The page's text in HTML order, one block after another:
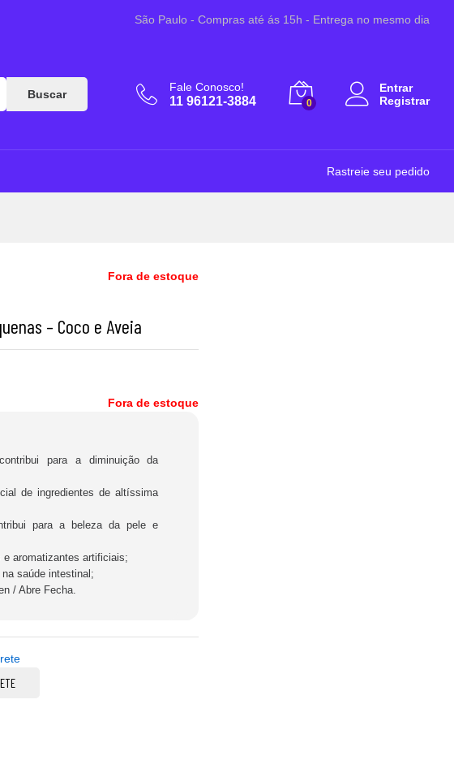
São Paulo - Compras até ás 15h - Entrega no mesmo dia
Buscar
Fale Conosco!
11 96121-3884 0
Entrar
Registrar
Rastreie seu pedido
Fora de estoque
– Coco e Aveia
Fora de estoque
para a diminuição da
de ingredientes de altíssima
para a beleza da pele e
aromatizantes artificiais;
saúde intestinal;
/ Abre Fecha.